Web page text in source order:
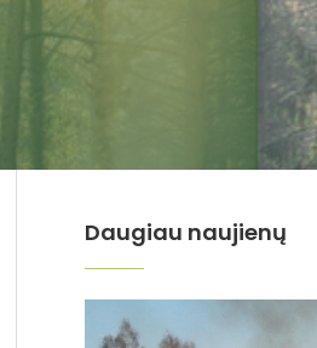
Daugiau naujienų